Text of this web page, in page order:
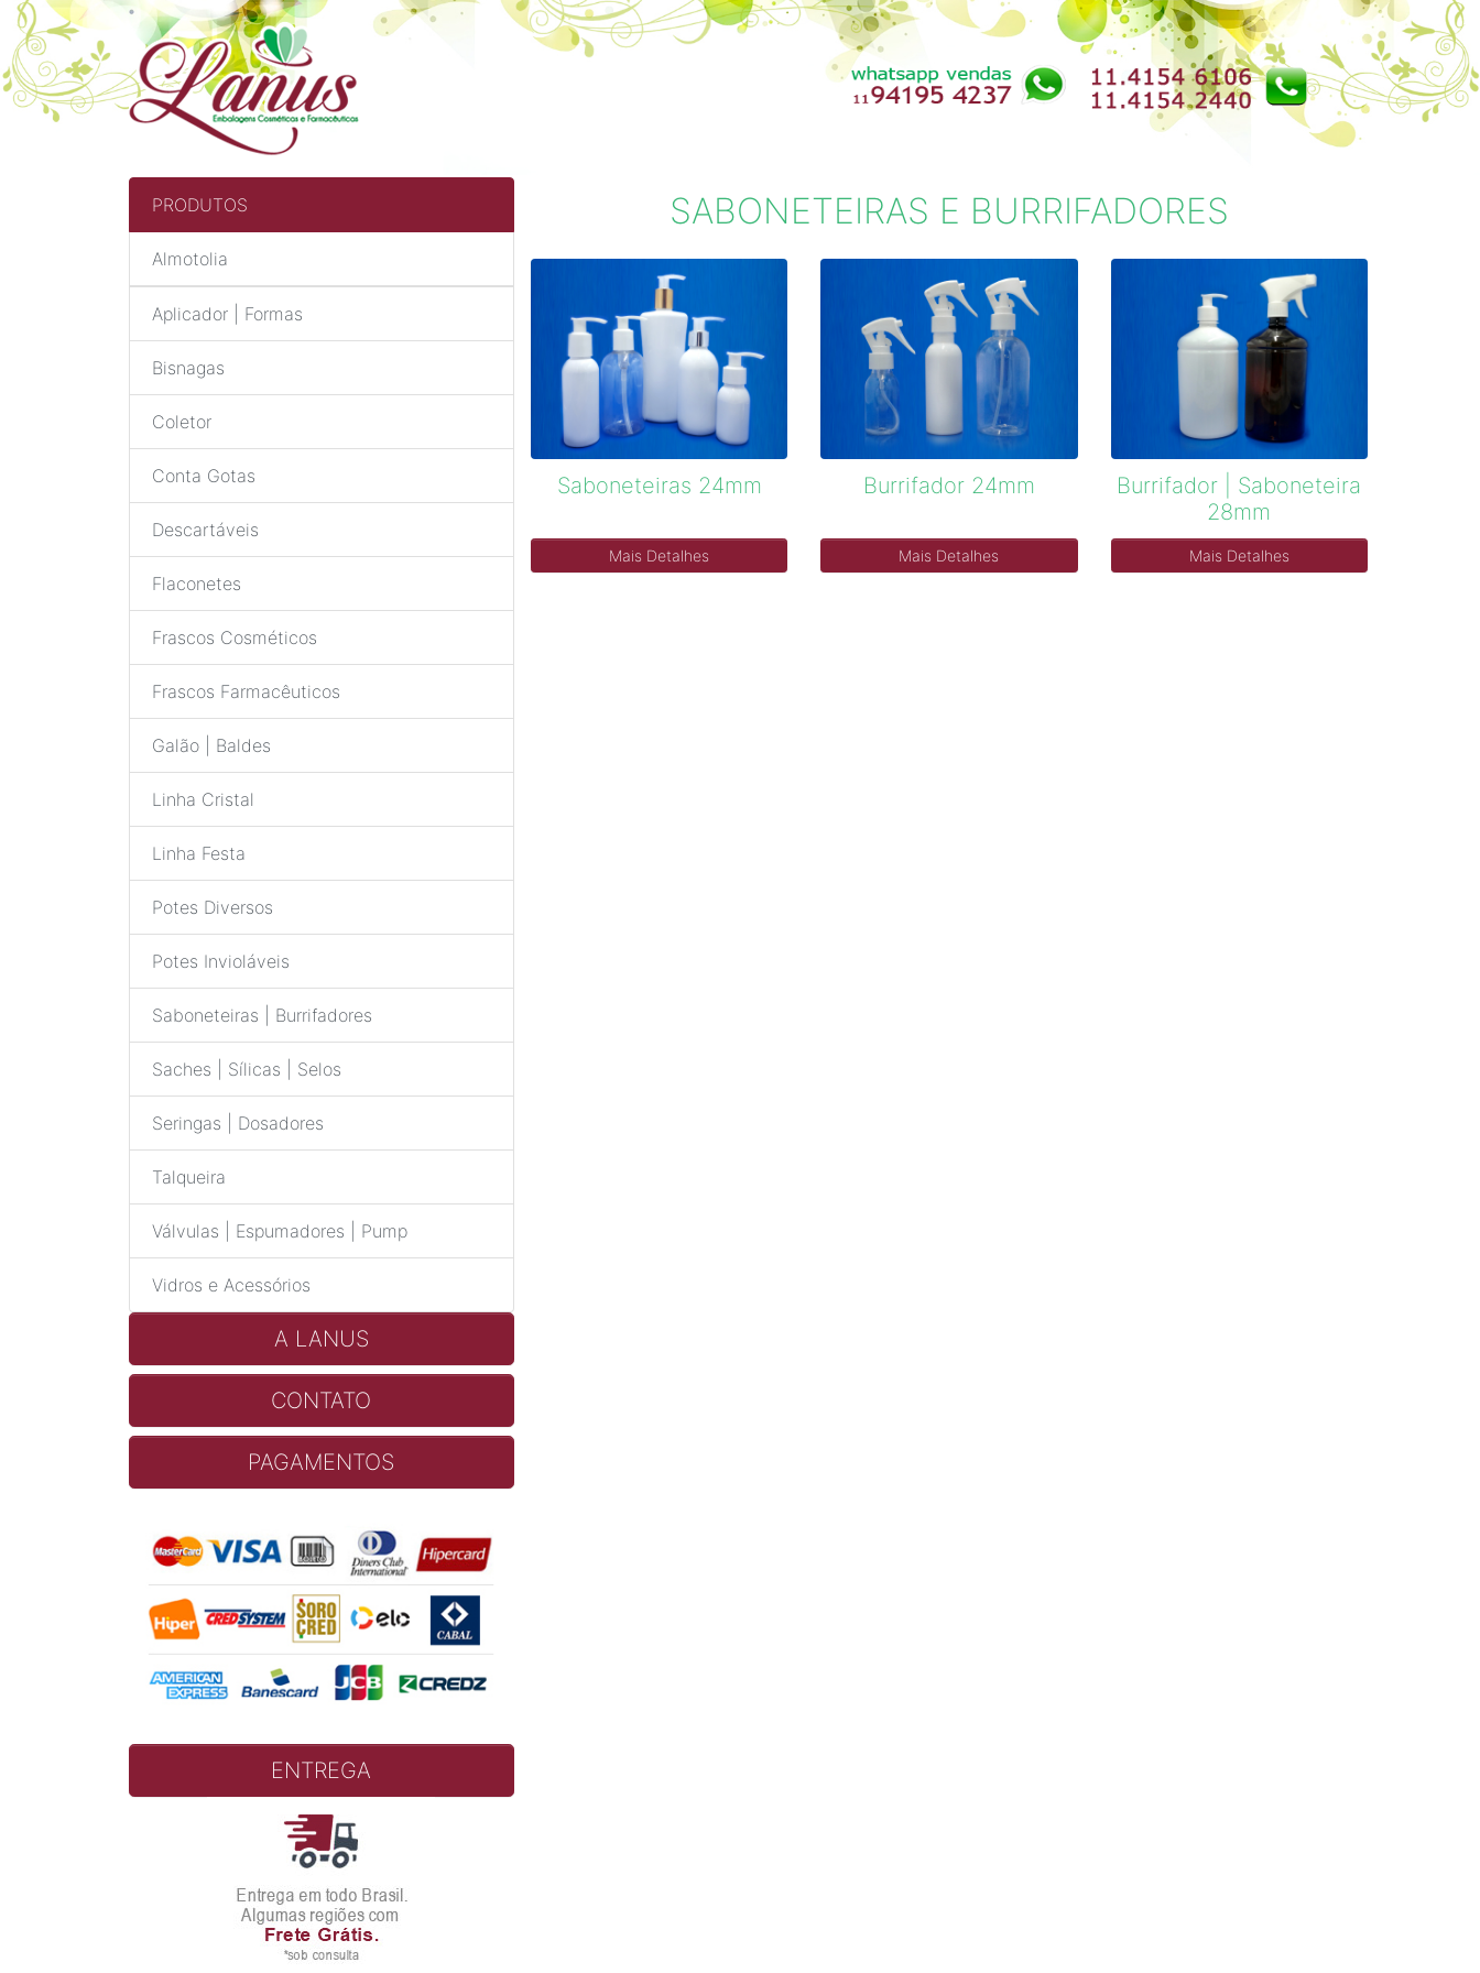
PRODUTOS
Almotolia
Aplicador | Formas
Bisnagas
Coletor
Conta Gotas
Descartáveis
Flaconetes
Frascos Cosméticos
Frascos Farmacêuticos
Galão | Baldes
Linha Cristal
Linha Festa
Potes Diversos
Potes Invioláveis
Saboneteiras | Burrifadores
Saches | Sílicas | Selos
Seringas | Dosadores
Talqueira
Válvulas | Espumadores | Pump
Vidros e Acessórios
A LANUS
CONTATO
PAGAMENTOS
ENTREGA
SABONETEIRAS E BURRIFADORES
Saboneteiras 24mm
Mais Detalhes
Burrifador 24mm
Mais Detalhes
Burrifador | Saboneteira
28mm
Mais Detalhes